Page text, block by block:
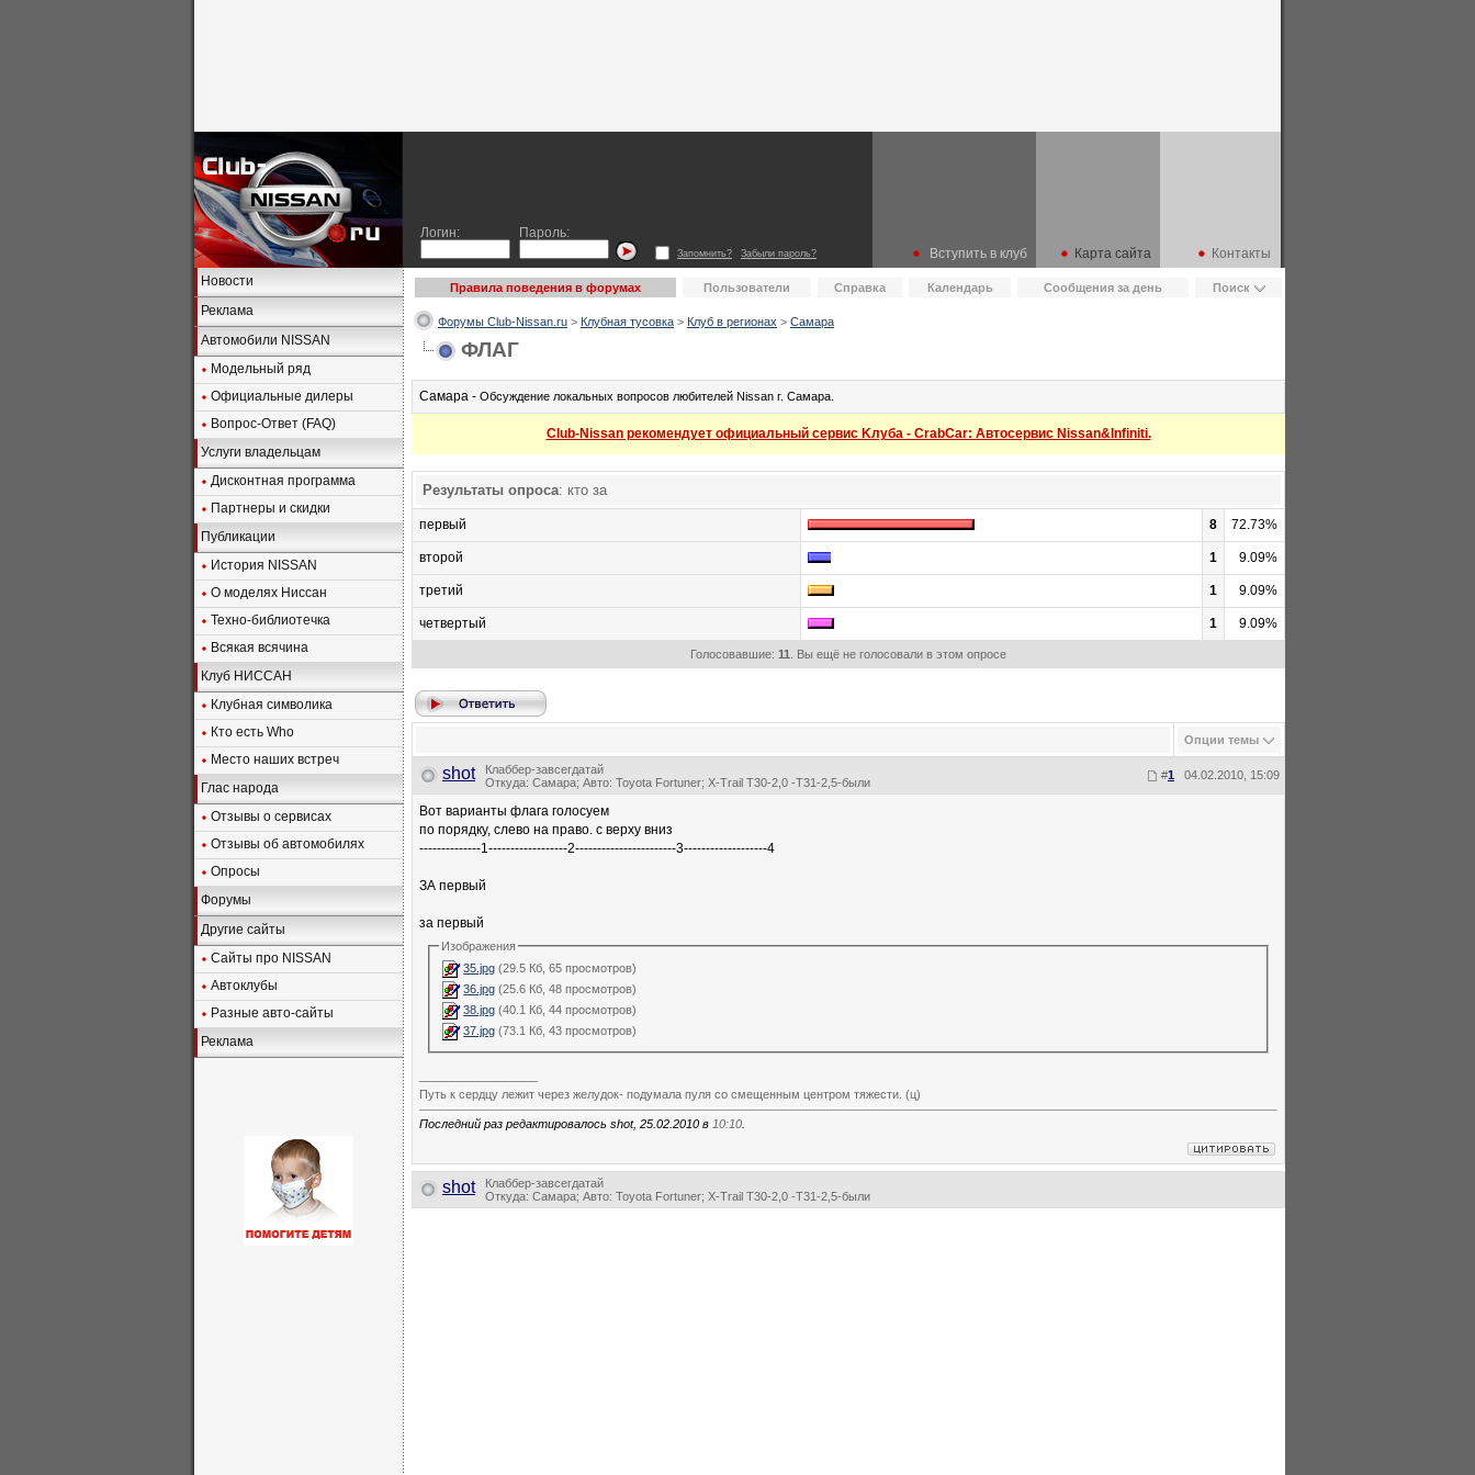
Логин: Пароль:
Запомнить? Забыли пароль? Вступить в клуб Карта сайта
Контакты
Новости
Реклама
Автомобили NISSAN
Модельный ряд
Официальные дилеры
Вопрос-Ответ (FAQ)
Услуги владельцам
Дисконтная программа
Партнеры и скидки
Публикации
История NISSAN
О моделях Ниссан
Техно-библиотечка
Всякая всячина
Клуб НИССАН
Клубная символика
Кто есть Who
Место наших встреч
Глас народа
Отзывы о сервисах
Отзывы об автомобилях
Опросы
Форумы
Другие сайты
Сайты про NISSAN
Автоклубы
Разные авто-сайты
Реклама
Правила поведения в форумах Пользователи Справка Календарь Сообщения за день Поиск
Форумы Club-Nissan.ru > Клубная тусовка > Клуб в регионах > Самара
ФЛАГ
Самара - Обсуждение локальных вопросов любителей Nissan г. Самара.
Club-Nissan рекомендует официальный сервис Kлуба - CrabCar: Автосервис Nissan&Infiniti.
Результаты опроса: кто за
первый 8 72.73%
второй 1 9.09%
третий 1 9.09%
четвертый 1 9.09%
Голосовавшие: 11 . Вы ещё не голосовали в этом опросе
Опции темы
shot
Клаббер-завсегдатай
Откуда: Самара; Авто: Toyota Fortuner; Х-Trail Т30-2,0 -Т31-2,5-были
#1 04.02.2010, 15:09
Вот варианты флага голосуем
по порядку, слево на право. с верху вниз
--------------1------------------2-----------------------3-------------------4
ЗА первый
за первый
Изображения
35.jpg (29.5 Кб, 65 просмотров)
36.jpg (25.6 Кб, 48 просмотров)
38.jpg (40.1 Кб, 44 просмотров)
37.jpg (73.1 Кб, 43 просмотров)
Путь к сердцу лежит через желудок- подумала пуля со смещенным центром тяжести. (ц)
Последний раз редактировалось shot, 25.02.2010 в 10:10
shot
Клаббер-завсегдатай
Откуда: Самара; Авто: Toyota Fortuner; Х-Trail Т30-2,0 -Т31-2,5-были